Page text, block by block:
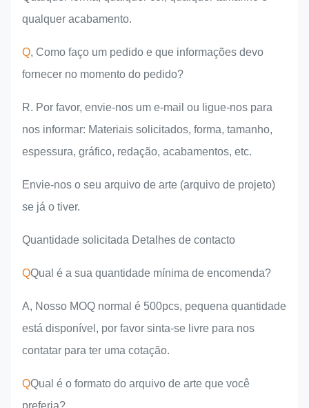
qualquer acabamento.
Q, Como faço um pedido e que informações devo
fornecer no momento do pedido?
R. Por favor, envie-nos um e-mail ou ligue-nos para
nos informar: Materiais solicitados, forma, tamanho,
espessura, gráfico, redação, acabamentos, etc.
Envie-nos o seu arquivo de arte (arquivo de projeto)
se já o tiver.
Quantidade solicitada Detalhes de contacto
QQual é a sua quantidade mínima de encomenda?
A, Nosso MOQ normal é 500pcs, pequena quantidade
está disponível, por favor sinta-se livre para nos
contatar para ter uma cotação.
QQual é o formato do arquivo de arte que você